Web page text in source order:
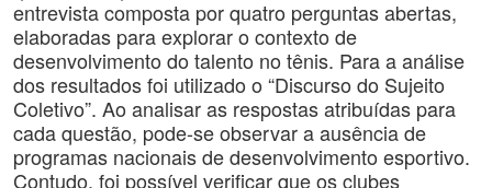
entrevista composta por quatro perguntas abertas,
elaboradas para explorar o contexto de
desenvolvimento do talento no tênis. Para a análise
dos resultados foi utilizado o “Discurso do Sujeito
Coletivo”. Ao analisar as respostas atribuídas para
cada questão, pode-se observar a ausência de
programas nacionais de desenvolvimento esportivo.
Contudo, foi possível verificar que os clubes